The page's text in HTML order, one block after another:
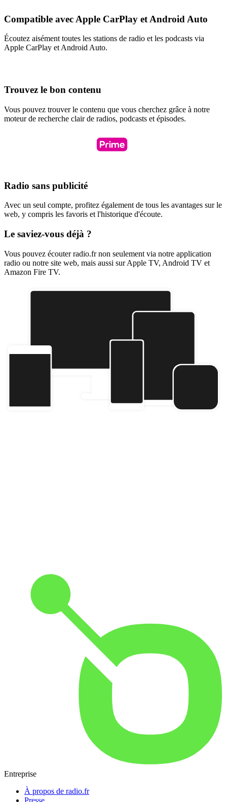
Compatible avec Apple CarPlay et Android Auto
Écoutez aisément toutes les stations de radio et les podcasts via
Apple CarPlay et Android Auto.
Trouvez le bon contenu
Vous pouvez trouver le contenu que vous cherchez grâce à notre
moteur de recherche clair de radios, podcasts et épisodes.
Radio sans publicité
Avec un seul compte, profitez également de tous les avantages sur le
web, y compris les favoris et l'historique d'écoute.
Le saviez-vous déjà ?
Vous pouvez écouter radio.fr non seulement via notre application
radio ou notre site web, mais aussi sur Apple TV, Android TV et
Amazon Fire TV.
Entreprise
À propos de radio.fr